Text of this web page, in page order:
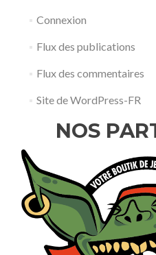
Connexion
Flux des publications
Flux des commentaires
Site de WordPress-FR
NOS